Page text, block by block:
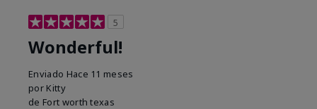
5
Wonderful!
Enviado Hace 11 meses
por Kitty
de Fort worth texas